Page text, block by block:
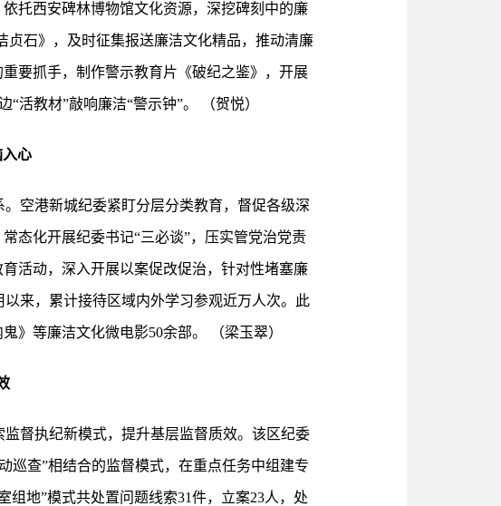
托西安碑林博物馆文化资源，深挖碑刻中的廉
石》，及时征集报送廉洁文化精品，推动清廉
要抓手，制作警示教育片《破纪之鉴》，开展
活教材”敲响廉洁“警示钟”。 （贺悦）
心
空港新城纪委紧盯分层分类教育，督促各级深
态化开展纪委书记“三必谈”，压实管党治党责
活动，深入开展以案促改促治，针对性堵塞廉
来，累计接待区域内外学习参观近万人次。此
》等廉洁文化微电影50余部。 （梁玉翠）
督执纪新模式，提升基层监督质效。该区纪委
巡查”相结合的监督模式，在重点任务中组建专
地”模式共处置问题线索31件，立案23人，处